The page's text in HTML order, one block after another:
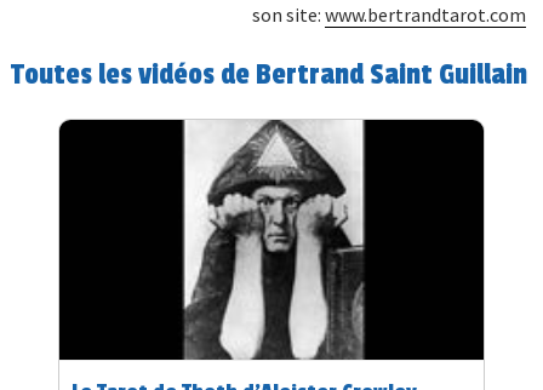
son site: www.bertrandtarot.com
Toutes les vidéos de Bertrand Saint Guillain